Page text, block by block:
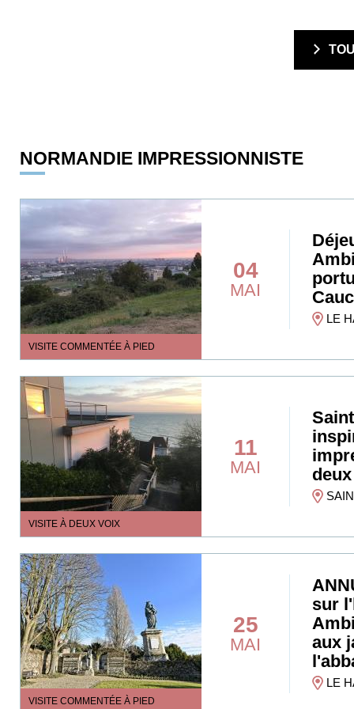
NORMANDIE IMPRESSIONNISTE
VISITE COMMENTÉE À PIED
04
MAI
LE
VISITE À DEUX VOIX
11
MAI
VISITE COMMENTÉE À PIED
25
MAI
sur
aux
LE